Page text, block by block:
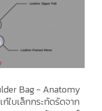
Bag - Anatomy
ใบเล็กกระทัดรัดจาก